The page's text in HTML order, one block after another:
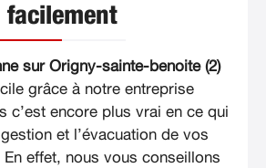
facilement
sur Origny-sainte-benoite (2)
grâce à notre entreprise
c’est encore plus vrai en ce qui
et l’évacuation de vos
effet, nous vous conseillons